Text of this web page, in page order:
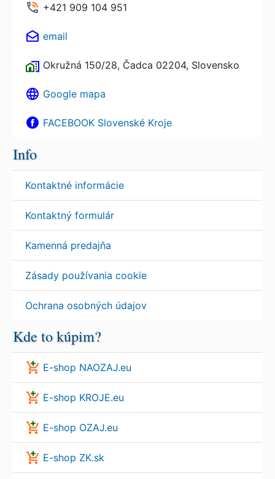
+421 909 104 951
email
Okružná 150/28, Čadca 02204, Slovensko
Google mapa
FACEBOOK Slovenské Kroje
Info
Kontaktné informácie
Kontaktný formulár
Kamenná predajňa
Zásady používania cookie
Ochrana osobných údajov
Kde to kúpim?
E-shop NAOZAJ.eu
E-shop KROJE.eu
E-shop OZAJ.eu
E-shop ZK.sk